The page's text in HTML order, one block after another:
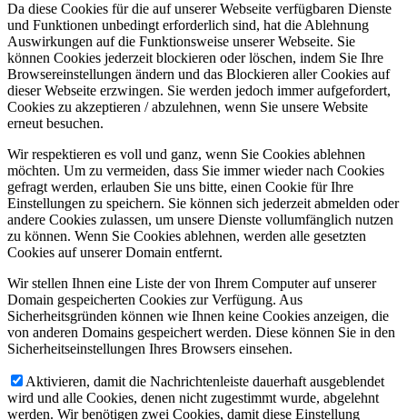
Da diese Cookies für die auf unserer Webseite verfügbaren Dienste
und Funktionen unbedingt erforderlich sind, hat die Ablehnung
Auswirkungen auf die Funktionsweise unserer Webseite. Sie
können Cookies jederzeit blockieren oder löschen, indem Sie Ihre
Browsereinstellungen ändern und das Blockieren aller Cookies auf
dieser Webseite erzwingen. Sie werden jedoch immer aufgefordert,
Cookies zu akzeptieren / abzulehnen, wenn Sie unsere Website
erneut besuchen.
Wir respektieren es voll und ganz, wenn Sie Cookies ablehnen
möchten. Um zu vermeiden, dass Sie immer wieder nach Cookies
gefragt werden, erlauben Sie uns bitte, einen Cookie für Ihre
Einstellungen zu speichern. Sie können sich jederzeit abmelden oder
andere Cookies zulassen, um unsere Dienste vollumfänglich nutzen
zu können. Wenn Sie Cookies ablehnen, werden alle gesetzten
Cookies auf unserer Domain entfernt.
Wir stellen Ihnen eine Liste der von Ihrem Computer auf unserer
Domain gespeicherten Cookies zur Verfügung. Aus
Sicherheitsgründen können wie Ihnen keine Cookies anzeigen, die
von anderen Domains gespeichert werden. Diese können Sie in den
Sicherheitseinstellungen Ihres Browsers einsehen.
Aktivieren, damit die Nachrichtenleiste dauerhaft ausgeblendet
wird und alle Cookies, denen nicht zugestimmt wurde, abgelehnt
werden. Wir benötigen zwei Cookies, damit diese Einstellung